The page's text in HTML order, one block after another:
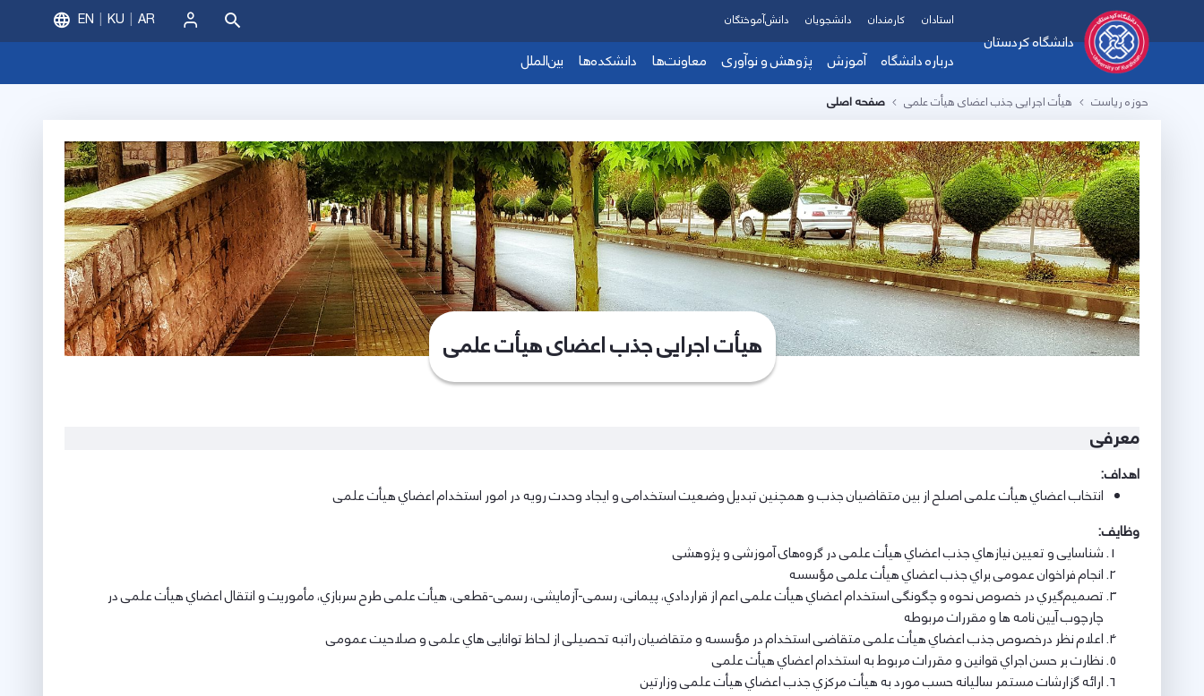
دانشگاه کردستان
درباره دانشگاه آموزش پژوهش و نوآوری معاونت‌ها دانشکده‌ها بین‌الملل
استادان کارمندان دانشجویان دانش‌آموختگان
ورود
EN KU AR
حوزه ریاست هیأت اجرایی جذب اعضای هیأت علمی صفحه اصلی
هیأت اجرایی جذب اعضای هیأت علمی
معرفی
اهداف:
اﻧﺘﺨﺎب اﻋﻀﺎي ﻫﯿﺄت ﻋﻠﻤﯽ اﺻﻠﺢ از ﺑﯿﻦ ﻣﺘﻘﺎﺿﯿﺎن ﺟﺬب و ﻫﻤﭽﻨﯿﻦ ﺗﺒﺪﯾﻞ وﺿﻌﯿﺖ اﺳﺘﺨﺪاﻣﯽ و اﯾﺠﺎد وﺣﺪت روﯾﻪ در اﻣﻮر اﺳﺘﺨﺪام اﻋﻀﺎي ﻫﯿﺄت ﻋﻠﻤﯽ
وظایف:
ﺷﻨﺎﺳﺎﯾﯽ و ﺗﻌﯿﯿﻦ ﻧﯿﺎزﻫﺎي ﺟﺬب اﻋﻀﺎي ﻫﯿﺄت ﻋﻠﻤﯽ در گروه‌های آﻣﻮزﺷﯽ و ﭘﮋوﻫﺸﯽ
اﻧﺠﺎم ﻓﺮاﺧﻮان ﻋﻤﻮﻣﯽ ﺑﺮاي ﺟﺬب اﻋﻀﺎي ﻫﯿﺄت ﻋﻠﻤﯽ ﻣﺆﺳﺴﻪ
ﺗﺼﻤﯿﻢﮔﯿﺮي در ﺧﺼﻮص ﻧﺤﻮه و ﭼﮕﻮﻧﮕﯽ اﺳﺘﺨﺪام اﻋﻀﺎي ﻫﯿﺄت ﻋﻠﻤﯽ اﻋﻢ از ﻗﺮاردادي، ﭘﯿﻤﺎﻧﯽ، رﺳﻤﯽ-آزﻣﺎﯾﺸﯽ، رﺳﻤﯽ-ﻗﻄﻌﯽ، ﻫﯿﺄت ﻋﻠﻤﯽ ﻃﺮح ﺳﺮﺑﺎزي، ﻣﺄﻣﻮرﯾﺖ و اﻧﺘﻘﺎل اﻋﻀﺎي ﻫﯿﺄت ﻋﻠﻤﯽ در
ﭼﺎرﭼﻮب آﯾﯿﻦ ﻧﺎﻣﻪ ﻫﺎ و ﻣﻘﺮرات ﻣﺮﺑﻮﻃﻪ
اﻋﻼم ﻧﻈﺮ درﺧﺼﻮص ﺟﺬب اﻋﻀﺎي ﻫﯿﺄت ﻋﻠﻤﯽ ﻣﺘﻘﺎﺿﯽ اﺳﺘﺨﺪام در ﻣﺆﺳﺴﻪ و ﻣﺘﻘﺎﺿﯿﺎن راﺗﺒﻪ ﺗﺤﺼﯿﻠﯽ از ﻟﺤﺎظ ﺗﻮاﻧﺎﯾﯽ ﻫﺎي ﻋﻠﻤﯽ و ﺻﻼﺣﯿﺖ ﻋﻤﻮﻣﯽ
ﻧﻈﺎرت ﺑﺮ ﺣﺴﻦ اﺟﺮاي ﻗﻮاﻧﯿﻦ و ﻣﻘﺮرات ﻣﺮﺑﻮط ﺑﻪ اﺳﺘﺨﺪام اﻋﻀﺎي ﻫﯿﺄت ﻋﻠﻤﯽ
اراﺋﻪ ﮔﺰارﺷﺎت ﻣﺴﺘﻤﺮ ﺳﺎﻟﯿﺎﻧﻪ ﺣﺴﺐ ﻣﻮرد ﺑﻪ ﻫﯿﺄت ﻣﺮﮐﺰي ﺟﺬب اﻋﻀﺎي ﻫﯿﺄت ﻋﻠﻤﯽ وزارﺗﯿﻦ